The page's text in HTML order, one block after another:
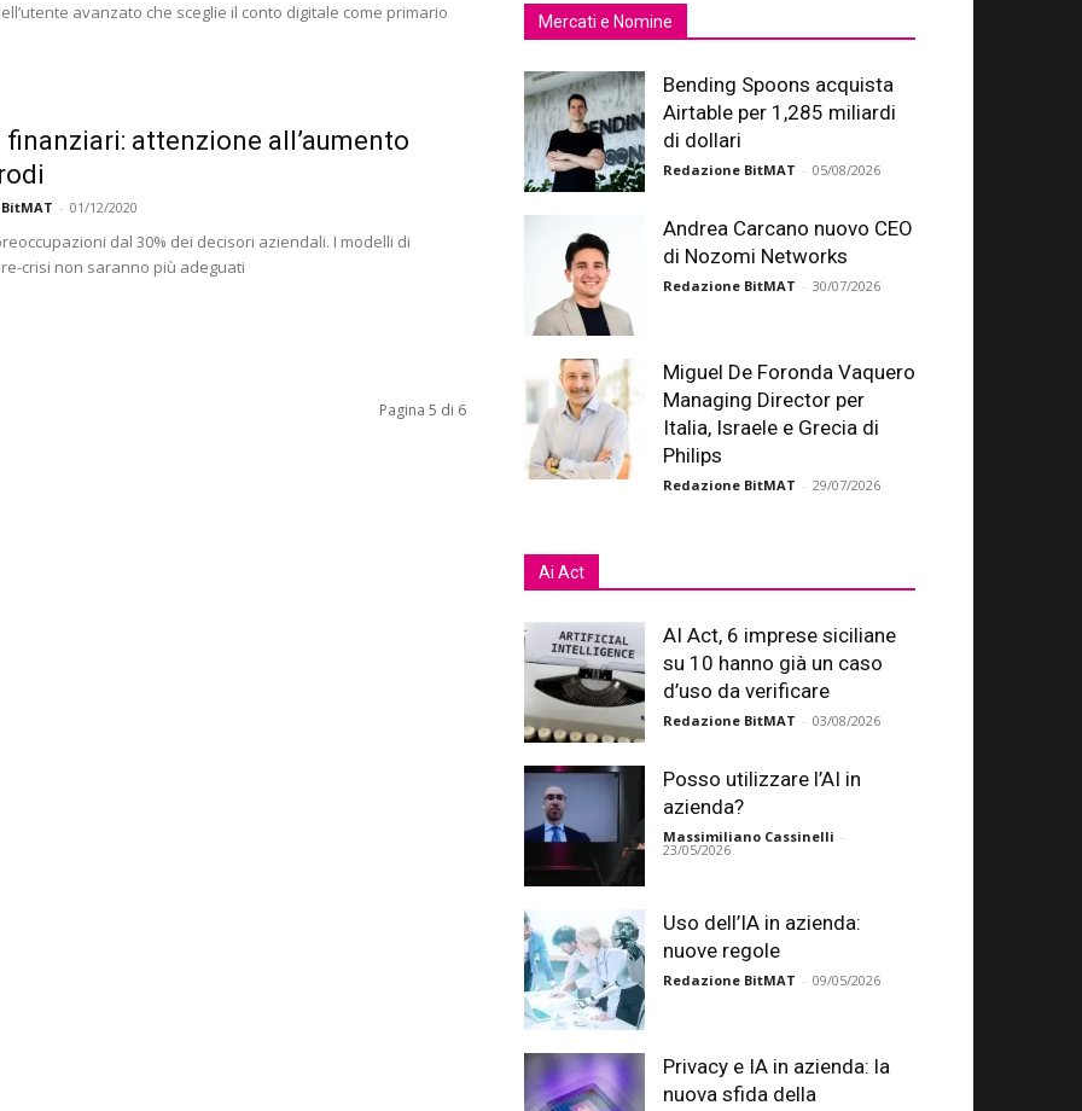
avanzato che sceglie il conto digitale come primario
finanziari: attenzione all’aumento
- 01/12/2020
dal 30% dei decisori aziendali. I modelli di
crisi non saranno più adeguati
Pagina 5 di 6
Mercati e Nomine
Bending Spoons acquista
Airtable per 1,285 miliardi
di dollari
Redazione BitMAT - 05/08/2026
Andrea Carcano nuovo CEO
di Nozomi Networks
Redazione BitMAT - 30/07/2026
Miguel De Foronda Vaquero
Managing Director per
Italia, Israele e Grecia di
Philips
Redazione BitMAT - 29/07/2026
Ai Act
AI Act, 6 imprese siciliane
su 10 hanno già un caso
d’uso da verificare
Redazione BitMAT - 03/08/2026
Posso utilizzare l’AI in
azienda?
Massimiliano Cassinelli -
23/05/2026
Uso dell’IA in azienda:
nuove regole
Redazione BitMAT - 09/05/2026
Privacy e IA in azienda: la
nuova sfida della